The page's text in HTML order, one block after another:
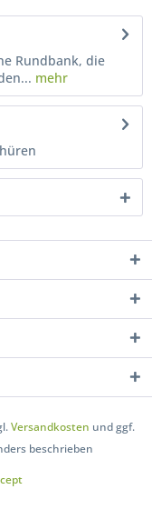
Rundbank, die
mehr
Versandkosten und ggf.
beschrieben